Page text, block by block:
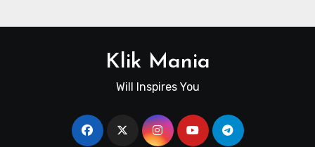
Klik Mania
Will Inspires You